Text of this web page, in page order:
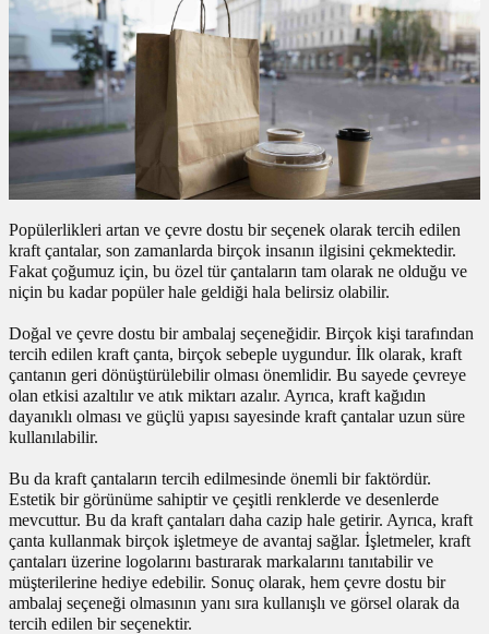
Kutuları
Kutuları
Kutuları
Masura Kapaklı
ve Koliler
Popülerlikleri artan ve çevre dostu bir seçenek olarak tercih edilen
kraft çantalar, son zamanlarda birçok insanın ilgisini çekmektedir.
Fakat çoğumuz için, bu özel tür çantaların tam olarak ne olduğu ve
niçin bu kadar popüler hale geldiği hala belirsiz olabilir.
Doğal ve çevre dostu bir ambalaj seçeneğidir. Birçok kişi tarafından
tercih edilen kraft çanta, birçok sebeple uygundur. İlk olarak, kraft
çantanın geri dönüştürülebilir olması önemlidir. Bu sayede çevreye
olan etkisi azaltılır ve atık miktarı azalır. Ayrıca, kraft kağıdın
dayanıklı olması ve güçlü yapısı sayesinde kraft çantalar uzun süre
kullanılabilir.
Bu da kraft çantaların tercih edilmesinde önemli bir faktördür.
Estetik bir görünüme sahiptir ve çeşitli renklerde ve desenlerde
mevcuttur. Bu da kraft çantaları daha cazip hale getirir. Ayrıca, kraft
çanta kullanmak birçok işletmeye de avantaj sağlar. İşletmeler, kraft
çantaları üzerine logolarını bastırarak markalarını tanıtabilir ve
müşterilerine hediye edebilir. Sonuç olarak, hem çevre dostu bir
ambalaj seçeneği olmasının yanı sıra kullanışlı ve görsel olarak da
tercih edilen bir seçenektir.